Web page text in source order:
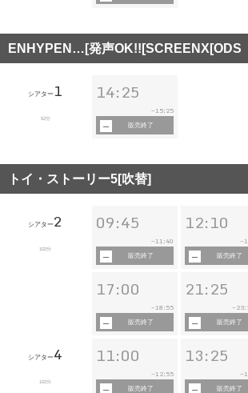
ENHYPEN…[発声OK!![SCREENX[ODS
シアター 1
52分
14:25
~15:25
販売終了
トイ・ストーリー5[吹替]
シアター2
102分
09:45
~11:40
販売終了
12:10
~
販売終了
17:00
~18:55
販売終了
21:25
~
販売終了
シアター4
102分
11:00
~12:55
販売終了
13:25
~
販売終了